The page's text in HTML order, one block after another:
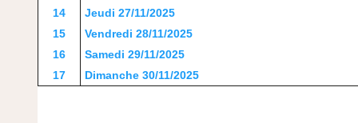
14
Jeudi 27/11/2025
15
Vendredi 28/11/2025
16
Samedi 29/11/2025
17
Dimanche 30/11/2025